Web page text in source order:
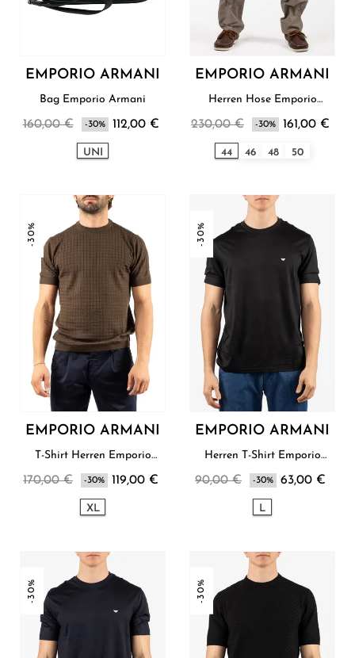
EMPORIO ARMANI
Bag Emporio Armani
160,00 € -30% 112,00 €
UNI
EMPORIO ARMANI
Herren Hose Emporio
230,00 € -30% 161,00 €
44 46 48 50
-30%
EMPORIO ARMANI
T-Shirt Herren Emporio
170,00 € -30% 119,00 €
XL
-30%
EMPORIO ARMANI
Herren T-Shirt Emporio
90,00 € -30% 63,00 €
L
-30% -30%